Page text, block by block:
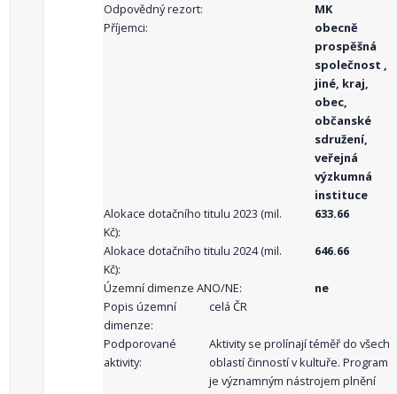
Odpovědný rezort:
MK
Příjemci:
obecně
prospěšná
společnost ,
jiné, kraj,
obec,
občanské
sdružení,
veřejná
výzkumná
instituce
Alokace dotačního titulu 2023 (mil.
Kč):
633.66
Alokace dotačního titulu 2024 (mil.
Kč):
646.66
Územní dimenze ANO/NE:
ne
Popis územní
dimenze:
celá ČR
Podporované
aktivity:
Aktivity se prolínají téměř do všech
oblastí činností v kultuře. Program
je významným nástrojem plnění